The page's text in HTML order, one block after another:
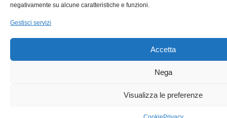
negativamente su alcune caratteristiche e funzioni.
Gestisci servizi
Accetta
Nega
Visualizza le preferenze